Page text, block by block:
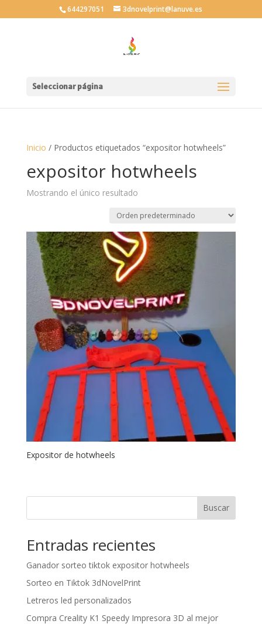
644297051 3dnovelprint@lanuve.es
Seleccionar página
Inicio / Productos etiquetados “expositor hotwheels”
expositor hotwheels
Mostrando el único resultado
Expositor de hotwheels
Buscar
Entradas recientes
Ganador sorteo tiktok expositor hotwheels
Sorteo en Tiktok 3dNovelPrint
Letreros led personalizados
Compra Creality K1 Speedy Impresora 3D al mejor